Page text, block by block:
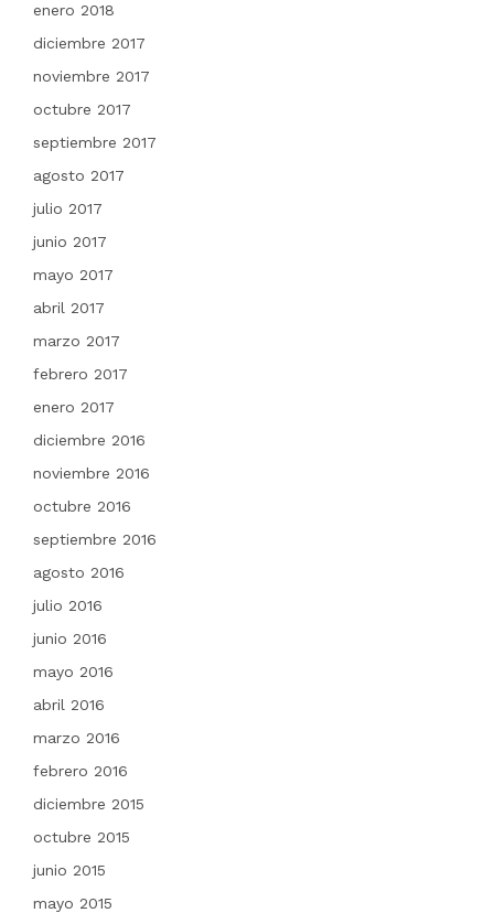
enero 2018
diciembre 2017
noviembre 2017
octubre 2017
septiembre 2017
agosto 2017
julio 2017
junio 2017
mayo 2017
abril 2017
marzo 2017
febrero 2017
enero 2017
diciembre 2016
noviembre 2016
octubre 2016
septiembre 2016
agosto 2016
julio 2016
junio 2016
mayo 2016
abril 2016
marzo 2016
febrero 2016
diciembre 2015
octubre 2015
junio 2015
mayo 2015